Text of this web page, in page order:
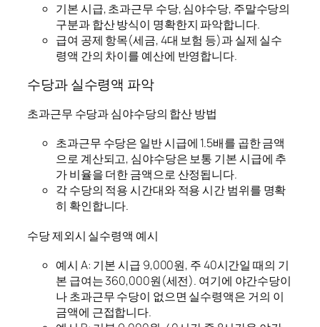
기본 시급, 초과근무 수당, 심야수당, 주말수당의
구분과 합산 방식이 명확한지 파악합니다.
급여 공제 항목(세금, 4대 보험 등)과 실제 실수
령액 간의 차이를 예산에 반영합니다.
수당과 실수령액 파악
초과근무 수당과 심야수당의 합산 방법
초과근무 수당은 일반 시급에 1.5배를 곱한 금액
으로 계산되고, 심야수당은 보통 기본 시급에 추
가 비율을 더한 금액으로 산정됩니다.
각 수당의 적용 시간대와 적용 시간 범위를 명확
히 확인합니다.
수당 제외시 실수령액 예시
예시 A: 기본 시급 9,000원, 주 40시간일 때의 기
본 급여는 360,000원(세전). 여기에 야간수당이
나 초과근무 수당이 없으면 실수령액은 거의 이
금액에 근접합니다.